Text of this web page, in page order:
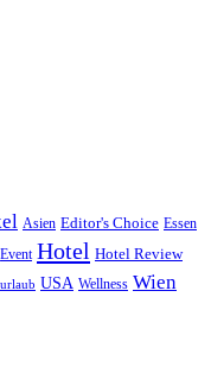
Asien Editor's Choice Essen
Event Hotel Hotel Review
USA Wellness Wien